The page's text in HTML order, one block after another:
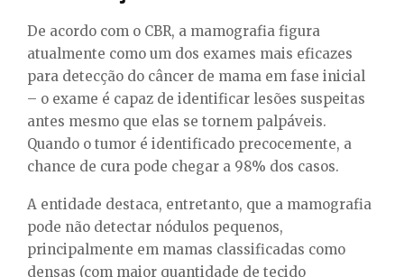
De acordo com o CBR, a mamografia figura
atualmente como um dos exames mais eficazes
para detecção do câncer de mama em fase inicial
– o exame é capaz de identificar lesões suspeitas
antes mesmo que elas se tornem palpáveis.
Quando o tumor é identificado precocemente, a
chance de cura pode chegar a 98% dos casos.
A entidade destaca, entretanto, que a mamografia
pode não detectar nódulos pequenos,
principalmente em mamas classificadas como
densas (com maior quantidade de tecido